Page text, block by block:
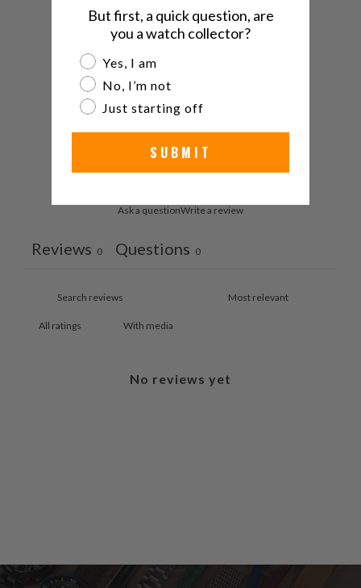
Ask a questionWrite a review
Reviews 0 Questions 0
With media
No reviews yet
But first, a quick question, are
you a watch collector?
Are you a watch collector?
Yes, I am
No, I’m not
Just starting off
SUBMIT